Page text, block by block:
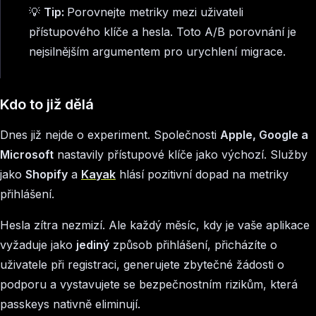
💡 Tip: Porovnejte metriky mezi uživateli
přístupového klíče a hesla. Toto A/B porovnání je
nejsilnějším argumentem pro urychlení migrace.
Kdo to již dělá
Dnes již nejde o experiment. Společnosti Apple, Google a
Microsoft nastavily přístupové klíče jako výchozí. Služby
jako Shopify a Kayak hlásí pozitivní dopad na metriky
přihlášení.
Hesla zítra nezmizí. Ale každý měsíc, kdy je vaše aplikace
vyžaduje jako jediný způsob přihlášení, přicházíte o
uživatele při registraci, generujete zbytečné žádosti o
podporu a vystavujete se bezpečnostním rizikům, která
passkeys nativně eliminují.